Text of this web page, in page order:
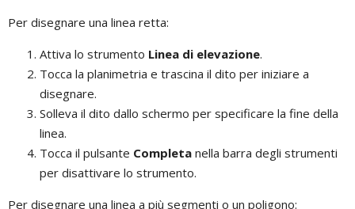
Per disegnare una linea retta:
Attiva lo strumento Linea di elevazione.
Tocca la planimetria e trascina il dito per iniziare a
disegnare.
Solleva il dito dallo schermo per specificare la fine della
linea.
Tocca il pulsante Completa nella barra degli strumenti
per disattivare lo strumento.
Per disegnare una linea a più segmenti o un poligono: